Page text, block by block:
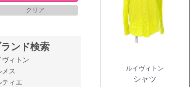
クリア
ンド検索
ィトン
ス
ィエ
ルイヴィトン
シャツ